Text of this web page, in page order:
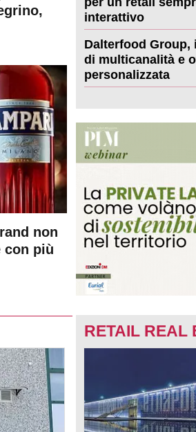
non
con più
interattivo
Dalterfood Group,
di multicanalità e
personalizzata
RETAIL REAL